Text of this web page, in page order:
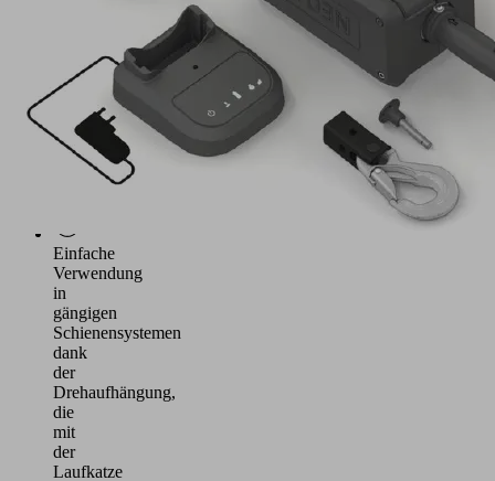
intuitives
von
Lasten
Einfache
Verwendung
in
gängigen
Schienensystemen
dank
der
Drehaufhängung,
die
mit
der
Laufkatze